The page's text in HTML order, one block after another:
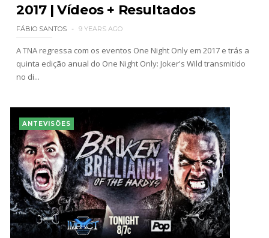
2017 | Vídeos + Resultados
FÁBIO SANTOS 9 YEARS AGO
A TNA regressa com os eventos One Night Only em 2017 e trás a
quinta edição anual do One Night Only: Joker's Wild transmitido
no di...
ANTEVISÕES